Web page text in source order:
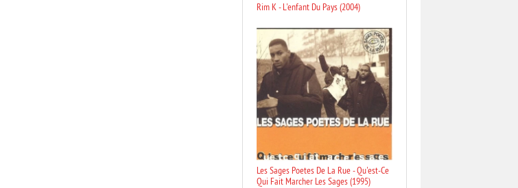
Rim K - L'enfant Du Pays (2004)
Les Sages Poetes De La Rue - Qu'est-Ce
Qui Fait Marcher Les Sages (1995)